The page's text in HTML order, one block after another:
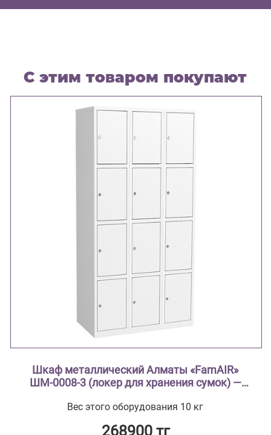
С этим товаром покупают
Шкаф металлический Алматы «FamAIR»
ШМ-0008-3 (локер для хранения сумок) —
Вес этого оборудования 10 кг
268900 тг